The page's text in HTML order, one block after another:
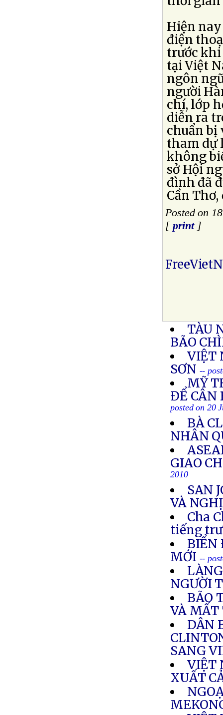
Hiện
điện
trước khi
tại Việt
ngôn
người
chí, lớp
diễn ra
chuẩn bị
tham dự
không
sở Hội
đình đã
Cần
Posted on
[ print]
TÀU
BÃO
VIỆT
SƠN --
MỸ
ĐỂ CÂN
posted on 20
BÀ
NHÂN
GIAO
2010
SAN
VÀ
Cha
tiếng
BIỂN
MỚI --
NGƯỜI
BÃO
VÀ
DÂN
SANG
VIỆT
XUẤT